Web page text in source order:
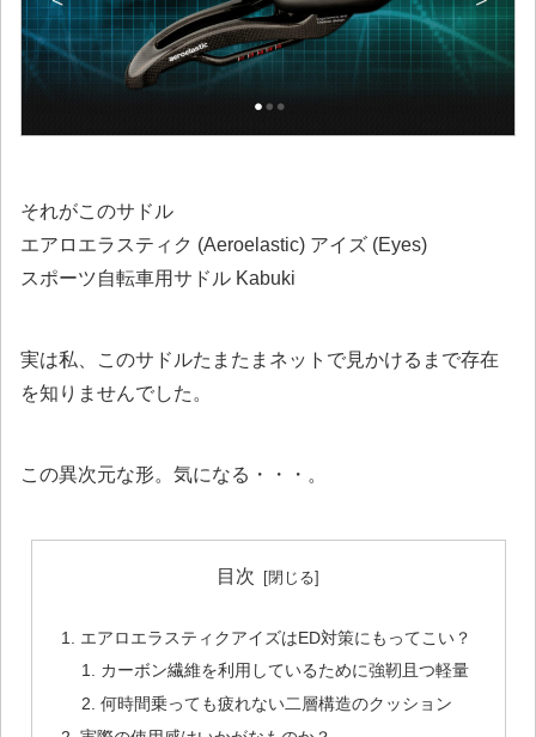
それがこのサドル
エアロエラスティク (Aeroelastic) アイズ (Eyes)
スポーツ自転車用サドル Kabuki
実は私、このサドルたまたまネットで見かけるまで存在
を知りませんでした。
この異次元な形。気になる・・・。
目次
エアロエラスティクアイズはED対策にもってこい？
カーボン繊維を利用しているために強靭且つ軽量
何時間乗っても疲れない二層構造のクッション